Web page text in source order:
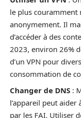
le plus
anonymement. Il
d’accéder à des
2023, environ 26%
d’un VPN pour
consommation de
Changer de DNS :
l’appareil peut
par les FAI. Utiliser